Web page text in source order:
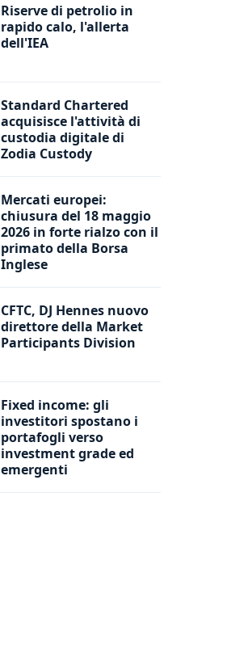
Riserve di petrolio in
rapido calo, l'allerta
dell'IEA
Standard Chartered
acquisisce l'attività di
custodia digitale di
Zodia Custody
Mercati europei:
chiusura del 18 maggio
2026 in forte rialzo con il
primato della Borsa
Inglese
CFTC, DJ Hennes nuovo
direttore della Market
Participants Division
Fixed income: gli
investitori spostano i
portafogli verso
investment grade ed
emergenti